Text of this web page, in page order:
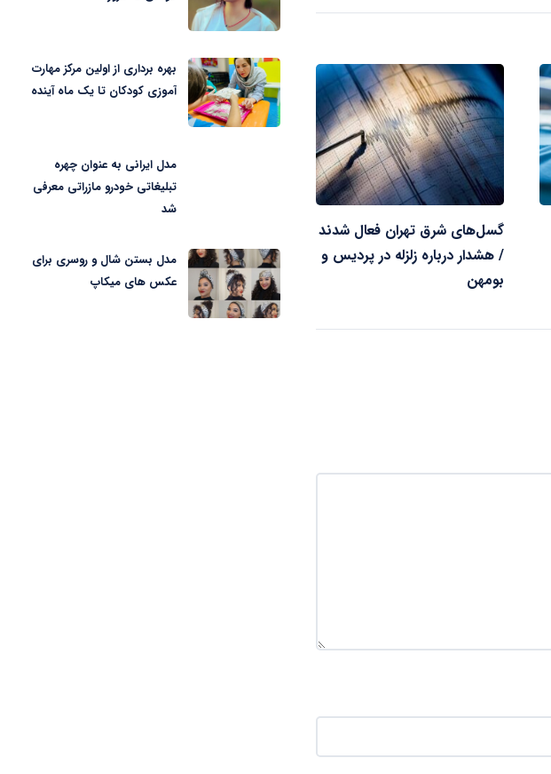
گسل‌های شرق تهران فعال شدند
/ هشدار درباره زلزله در پردیس و
بومهن
بهره برداری از اولین مرکز مهارت
آموزی کودکان تا یک ماه آینده
مدل ایرانی به عنوان چهره
تبلیغاتی خودرو مازراتی معرفی
شد
مدل بستن شال و روسری برای
عکس های میکاپ